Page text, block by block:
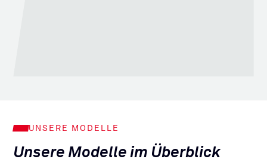
UNSERE MODELLE
Unsere Modelle im Überblick